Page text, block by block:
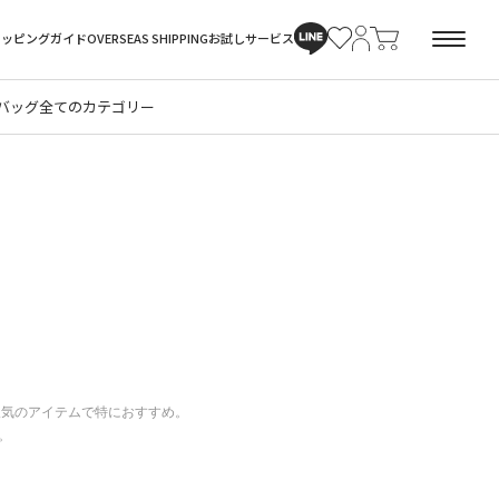
ピングガイドOVERSEAS SHIPPINGお試しサービス
ッグ全てのカテゴリー
のアイテムで特におすすめ。